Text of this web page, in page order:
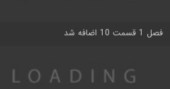
فصل 1 قسمت 10 اضافه شد